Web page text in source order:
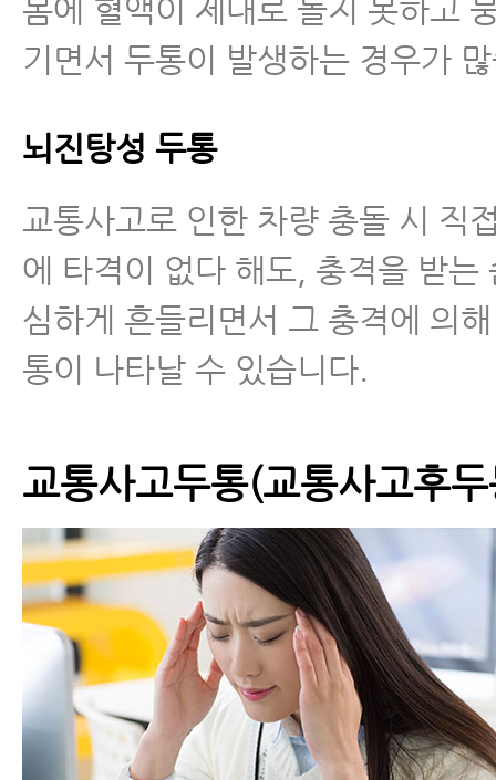
몸에 혈액이 제대로 돌지 못하고
기면서 두통이 발생하는 경우가
뇌진탕성 두통
교통사고로 인한 차량 충돌 시 직
에 타격이 없다 해도, 충격을 받는
심하게 흔들리면서 그 충격에 의
통이 나타날 수 있습니다.
교통사고두통(교통사고후